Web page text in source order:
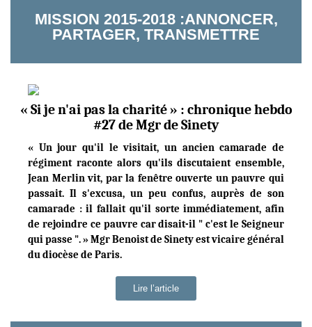
MISSION 2015-2018 :ANNONCER,
PARTAGER, TRANSMETTRE
« Si je n'ai pas la charité » : chronique hebdo
#27 de Mgr de Sinety
« Un jour qu'il le visitait, un ancien camarade de
régiment raconte alors qu'ils discutaient ensemble,
Jean Merlin vit, par la fenêtre ouverte un pauvre qui
passait. Il s'excusa, un peu confus, auprès de son
camarade : il fallait qu'il sorte immédiatement, afin
de rejoindre ce pauvre car disait-il " c'est le Seigneur
qui passe ". » Mgr Benoist de Sinety est vicaire général
du diocèse de Paris.
Lire l’article